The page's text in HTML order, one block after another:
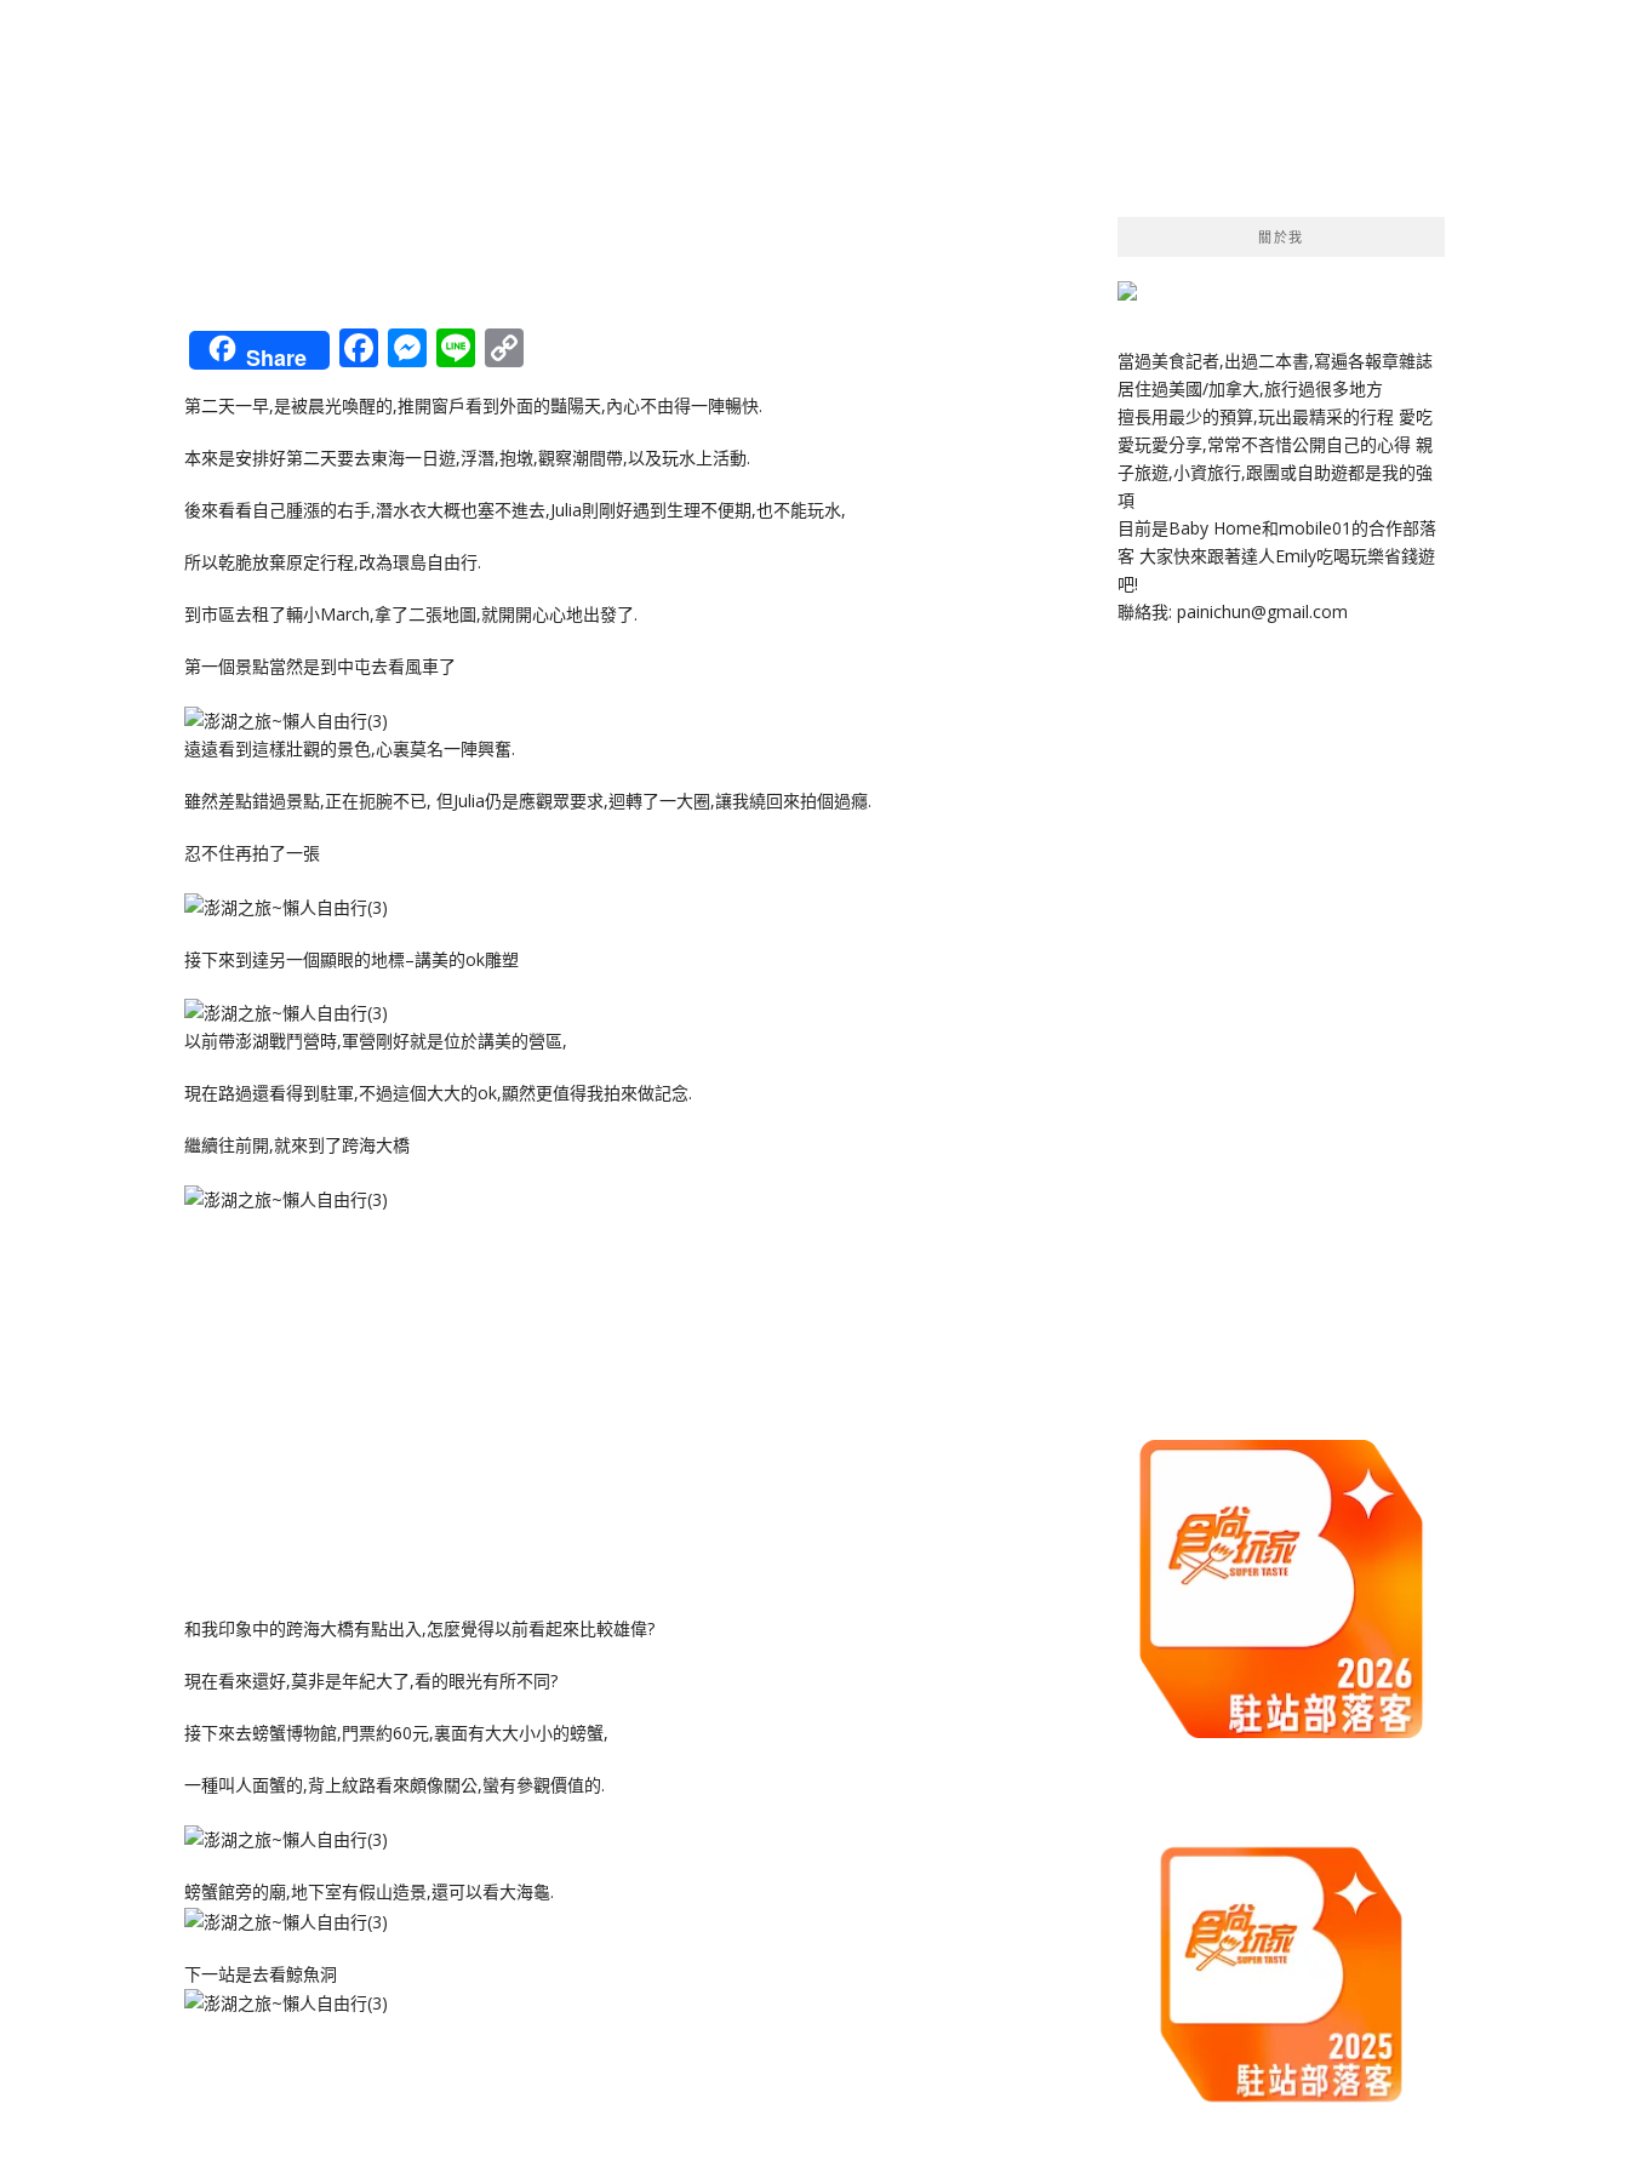
Share Facebook
Messenger
Line
Link
第二天一早,是被晨光喚醒的,推開窗戶看到外面的豔陽天,內心不由得一陣暢快.
本來是安排好第二天要去東海一日遊,浮潛,抱墩,觀察潮間帶,以及玩水上活動.
後來看看自己腫漲的右手,潛水衣大概也塞不進去,Julia則剛好遇到生理不便期,也不能玩水,
所以乾脆放棄原定行程,改為環島自由行.
到市區去租了輛小March,拿了二張地圖,就開開心心地出發了.
第一個景點當然是到中屯去看風車了
遠遠看到這樣壯觀的景色,心裏莫名一陣興奮.
雖然差點錯過景點,正在扼腕不已, 但Julia仍是應觀眾要求,迴轉了一大圈,讓我繞回來拍個過癮.
忍不住再拍了一張
接下來到達另一個顯眼的地標–講美的ok雕塑
以前帶澎湖戰鬥營時,軍營剛好就是位於講美的營區,
現在路過還看得到駐軍,不過這個大大的ok,顯然更值得我拍來做記念.
繼續往前開,就來到了跨海大橋
和我印象中的跨海大橋有點出入,怎麼覺得以前看起來比較雄偉?
現在看來還好,莫非是年紀大了,看的眼光有所不同?
接下來去螃蟹博物館,門票約60元,裏面有大大小小的螃蟹,
一種叫人面蟹的,背上紋路看來頗像關公,蠻有參觀價值的.
螃蟹館旁的廟,地下室有假山造景,還可以看大海龜.
下一站是去看鯨魚洞
關於我
當過美食記者,出過二本書,寫遍各報章雜誌
居住過美國/加拿大,旅行過很多地方
擅長用最少的預算,玩出最精采的行程 愛吃
愛玩愛分享,常常不吝惜公開自己的心得 親
子旅遊,小資旅行,跟團或自助遊都是我的強
項
目前是Baby Home和mobile01的合作部落
客 大家快來跟著達人Emily吃喝玩樂省錢遊
吧!
聯絡我: painichun@gmail.com